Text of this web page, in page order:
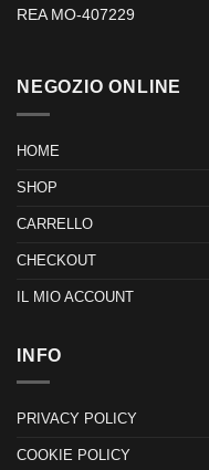
REA MO-407229
NEGOZIO ONLINE
HOME
SHOP
CARRELLO
CHECKOUT
IL MIO ACCOUNT
INFO
PRIVACY POLICY
COOKIE POLICY